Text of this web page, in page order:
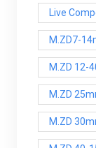
Live
M.ZD7-
M.ZD 12-
M.ZD
M.ZD